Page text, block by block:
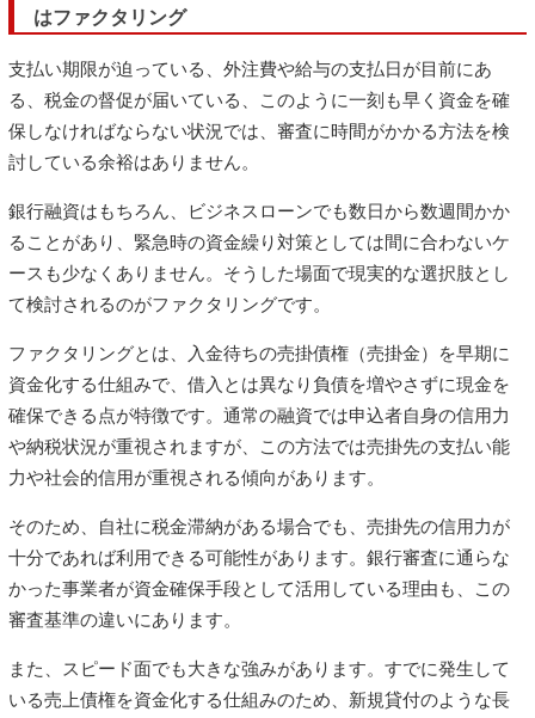
はファクタリング
支払い期限が迫っている、外注費や給与の支払日が目前にあ
る、税金の督促が届いている、このように一刻も早く資金を確
保しなければならない状況では、審査に時間がかかる方法を検
討している余裕はありません。
銀行融資はもちろん、ビジネスローンでも数日から数週間かか
ることがあり、緊急時の資金繰り対策としては間に合わないケ
ースも少なくありません。そうした場面で現実的な選択肢とし
て検討されるのがファクタリングです。
ファクタリングとは、入金待ちの売掛債権（売掛金）を早期に
資金化する仕組みで、借入とは異なり負債を増やさずに現金を
確保できる点が特徴です。通常の融資では申込者自身の信用力
や納税状況が重視されますが、この方法では売掛先の支払い能
力や社会的信用が重視される傾向があります。
そのため、自社に税金滞納がある場合でも、売掛先の信用力が
十分であれば利用できる可能性があります。銀行審査に通らな
かった事業者が資金確保手段として活用している理由も、この
審査基準の違いにあります。
また、スピード面でも大きな強みがあります。すでに発生して
いる売上債権を資金化する仕組みのため、新規貸付のような長